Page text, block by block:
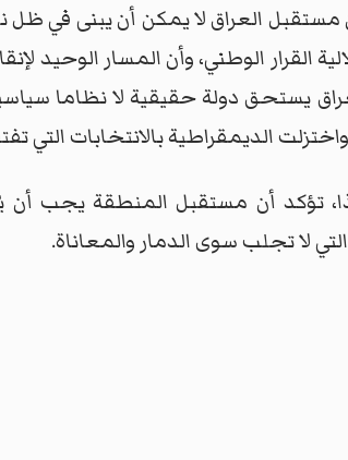
مستقبل العراق لا يمكن أن يبنى
القرار الوطني، وأن المسار
يستحق دولة حقيقية لا نظاما
الديمقراطية بالانتخابات التي
تؤكد أن مستقبل المنطقة يجب أن
لا تجلب سوى الدمار والمعاناة.